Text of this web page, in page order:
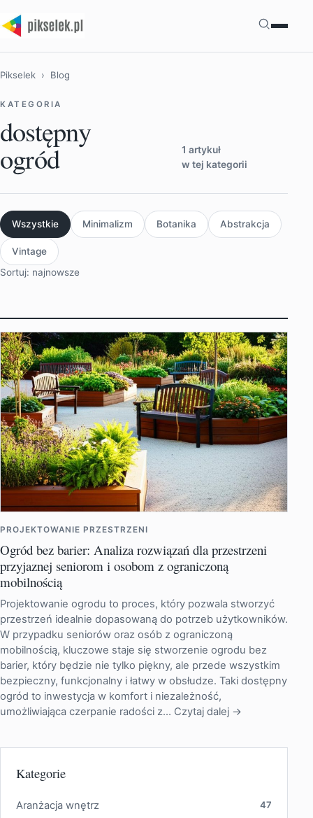
Szukaj
Pikselek › Blog
KATEGORIA
dostępny
ogród
1 artykuł
w tej kategorii
Wszystkie Minimalizm Botanika Abstrakcja
Vintage
Sortuj: najnowsze
PROJEKTOWANIE PRZESTRZENI
Ogród bez barier: Analiza rozwiązań dla przestrzeni
przyjaznej seniorom i osobom z ograniczoną
mobilnością
Projektowanie ogrodu to proces, który pozwala stworzyć
przestrzeń idealnie dopasowaną do potrzeb użytkowników.
W przypadku seniorów oraz osób z ograniczoną
mobilnością, kluczowe staje się stworzenie ogrodu bez
barier, który będzie nie tylko piękny, ale przede wszystkim
bezpieczny, funkcjonalny i łatwy w obsłudze. Taki dostępny
ogród to inwestycja w komfort i niezależność,
umożliwiająca czerpanie radości z… Czytaj dalej →
Kategorie
Aranżacja wnętrz 47